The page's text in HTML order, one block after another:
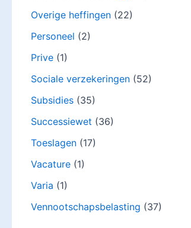
Overige heffingen (22)
Personeel (2)
Prive (1)
Sociale verzekeringen (52)
Subsidies (35)
Successiewet (36)
Toeslagen (17)
Vacature (1)
Varia (1)
Vennootschapsbelasting (37)